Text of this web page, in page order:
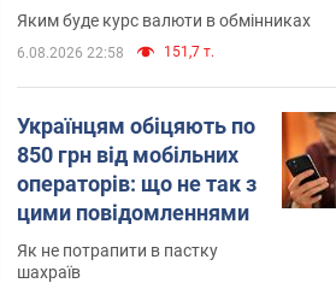
Яким буде курс валюти в обмінниках
6.08.2026 22:58 151,7 т.
Українцям обіцяють по
850 грн від мобільних
операторів: що не так з
цими повідомленнями
Як не потрапити в пастку
шахраїв